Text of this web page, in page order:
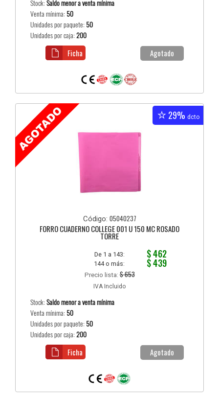
Stock:Saldo menor a venta mínima
Venta mínima: 50
Unidades por paquete: 50
Unidades por caja:200
Agotado
Ficha
29% dcto
Código: 05040237
FORRO CUADERNO COLLEGE 001 U 150 MC ROSADO
TORRE
De 1 a 143: $ 462
144 o más: $ 439
Precio lista:$ 653
IVA Incluido
Stock:Saldo menor a venta mínima
Venta mínima: 50
Unidades por paquete: 50
Unidades por caja:200
Agotado
Ficha